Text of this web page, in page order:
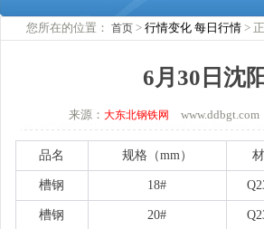
您所在的位置： 首页 > 行情变化 每日行情 >
6月30日沈
来源： 大东北钢铁网
品名 规格（mm）
槽钢 18#
槽钢 20#